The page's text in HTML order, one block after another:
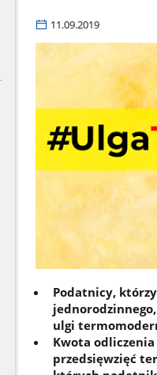
11.09.2019
Podatnicy,
ulgi
Kwota
przedsięwzięć